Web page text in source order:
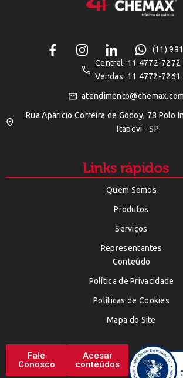
(11)
Central: 11 4772-7272
Vendas: 11 4772-7261
Rua Aparicio Correira de Godoy, 78 Polo
Itapevi - SP
Links rápidos
Quem Somos
Produtos
Serviços
Representantes
Conteúdo
Política de Privacidade
Políticas de Cookies
Mapa do Site
Fale
Conosco
Acesar
conteúdos